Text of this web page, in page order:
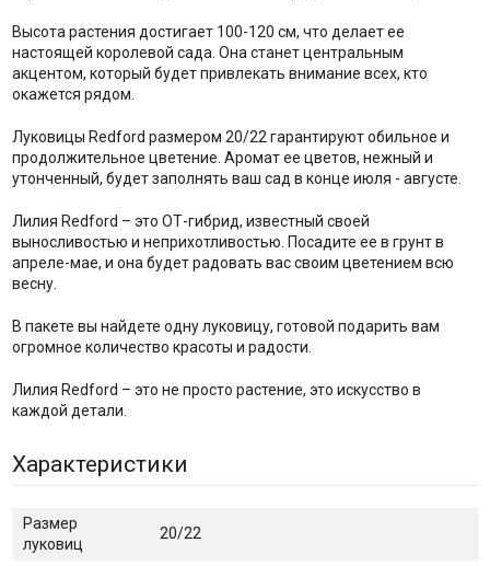
Высота растения достигает 100-120 см, что делает ее
настоящей королевой сада. Она станет центральным
акцентом, который будет привлекать внимание всех, кто
окажется рядом.
Луковицы Redford размером 20/22 гарантируют обильное и
продолжительное цветение. Аромат ее цветов, нежный и
утонченный, будет заполнять ваш сад в конце июля - августе.
Лилия Redford – это ОТ-гибрид, известный своей
выносливостью и неприхотливостью. Посадите ее в грунт в
апреле-мае, и она будет радовать вас своим цветением всю
весну.
В пакете вы найдете одну луковицу, готовой подарить вам
огромное количество красоты и радости.
Лилия Redford – это не просто растение, это искусство в
каждой детали.
Характеристики
Размер
луковиц
20/22